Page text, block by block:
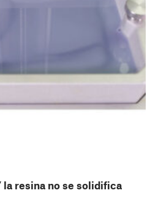
la resina no se solidifica